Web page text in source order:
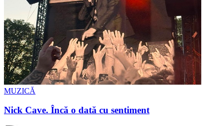
MUZICĂ
Nick Cave. Încă o dată cu sentiment